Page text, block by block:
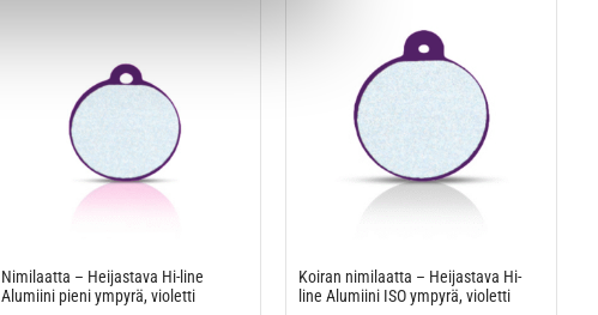
Nimilaatta – Heijastava Hi-line
Alumiini pieni ympyrä, violetti
Koiran nimilaatta – Heijastava Hi-
line Alumiini ISO ympyrä, violetti